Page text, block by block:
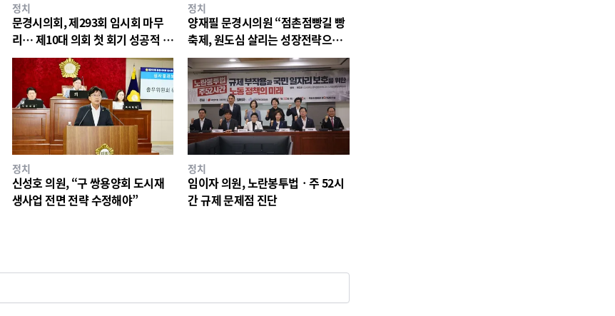
정치
문경시의회, 제293회 임시회 마무
리… 제10대 의회 첫 회기 성공적 운
영
정치
양재필 문경시의원 “점촌점빵길 빵
축제, 원도심 살리는 성장전략으로
키워야”
정치
신성호 의원, “구 쌍용양회 도시재
생사업 전면 전략 수정해야”
정치
임이자 의원, 노란봉투법ㆍ주 52시
간 규제 문제점 진단